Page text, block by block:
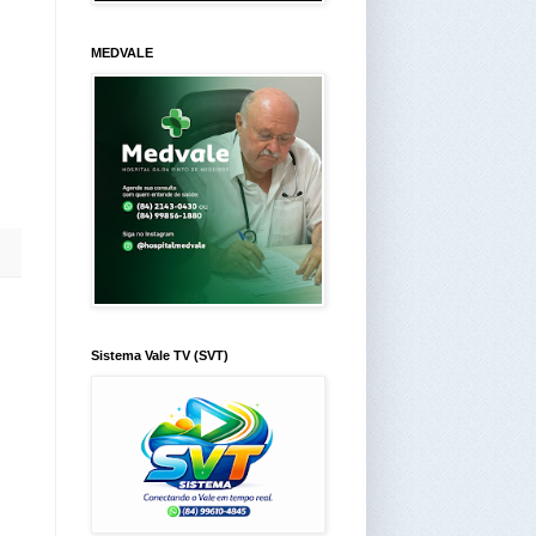
MEDVALE
Sistema Vale TV (SVT)